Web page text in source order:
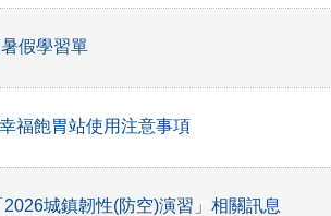
假學習單
福飽胃站使用注意事項
城鎮韌性(防空)演習」相關訊息